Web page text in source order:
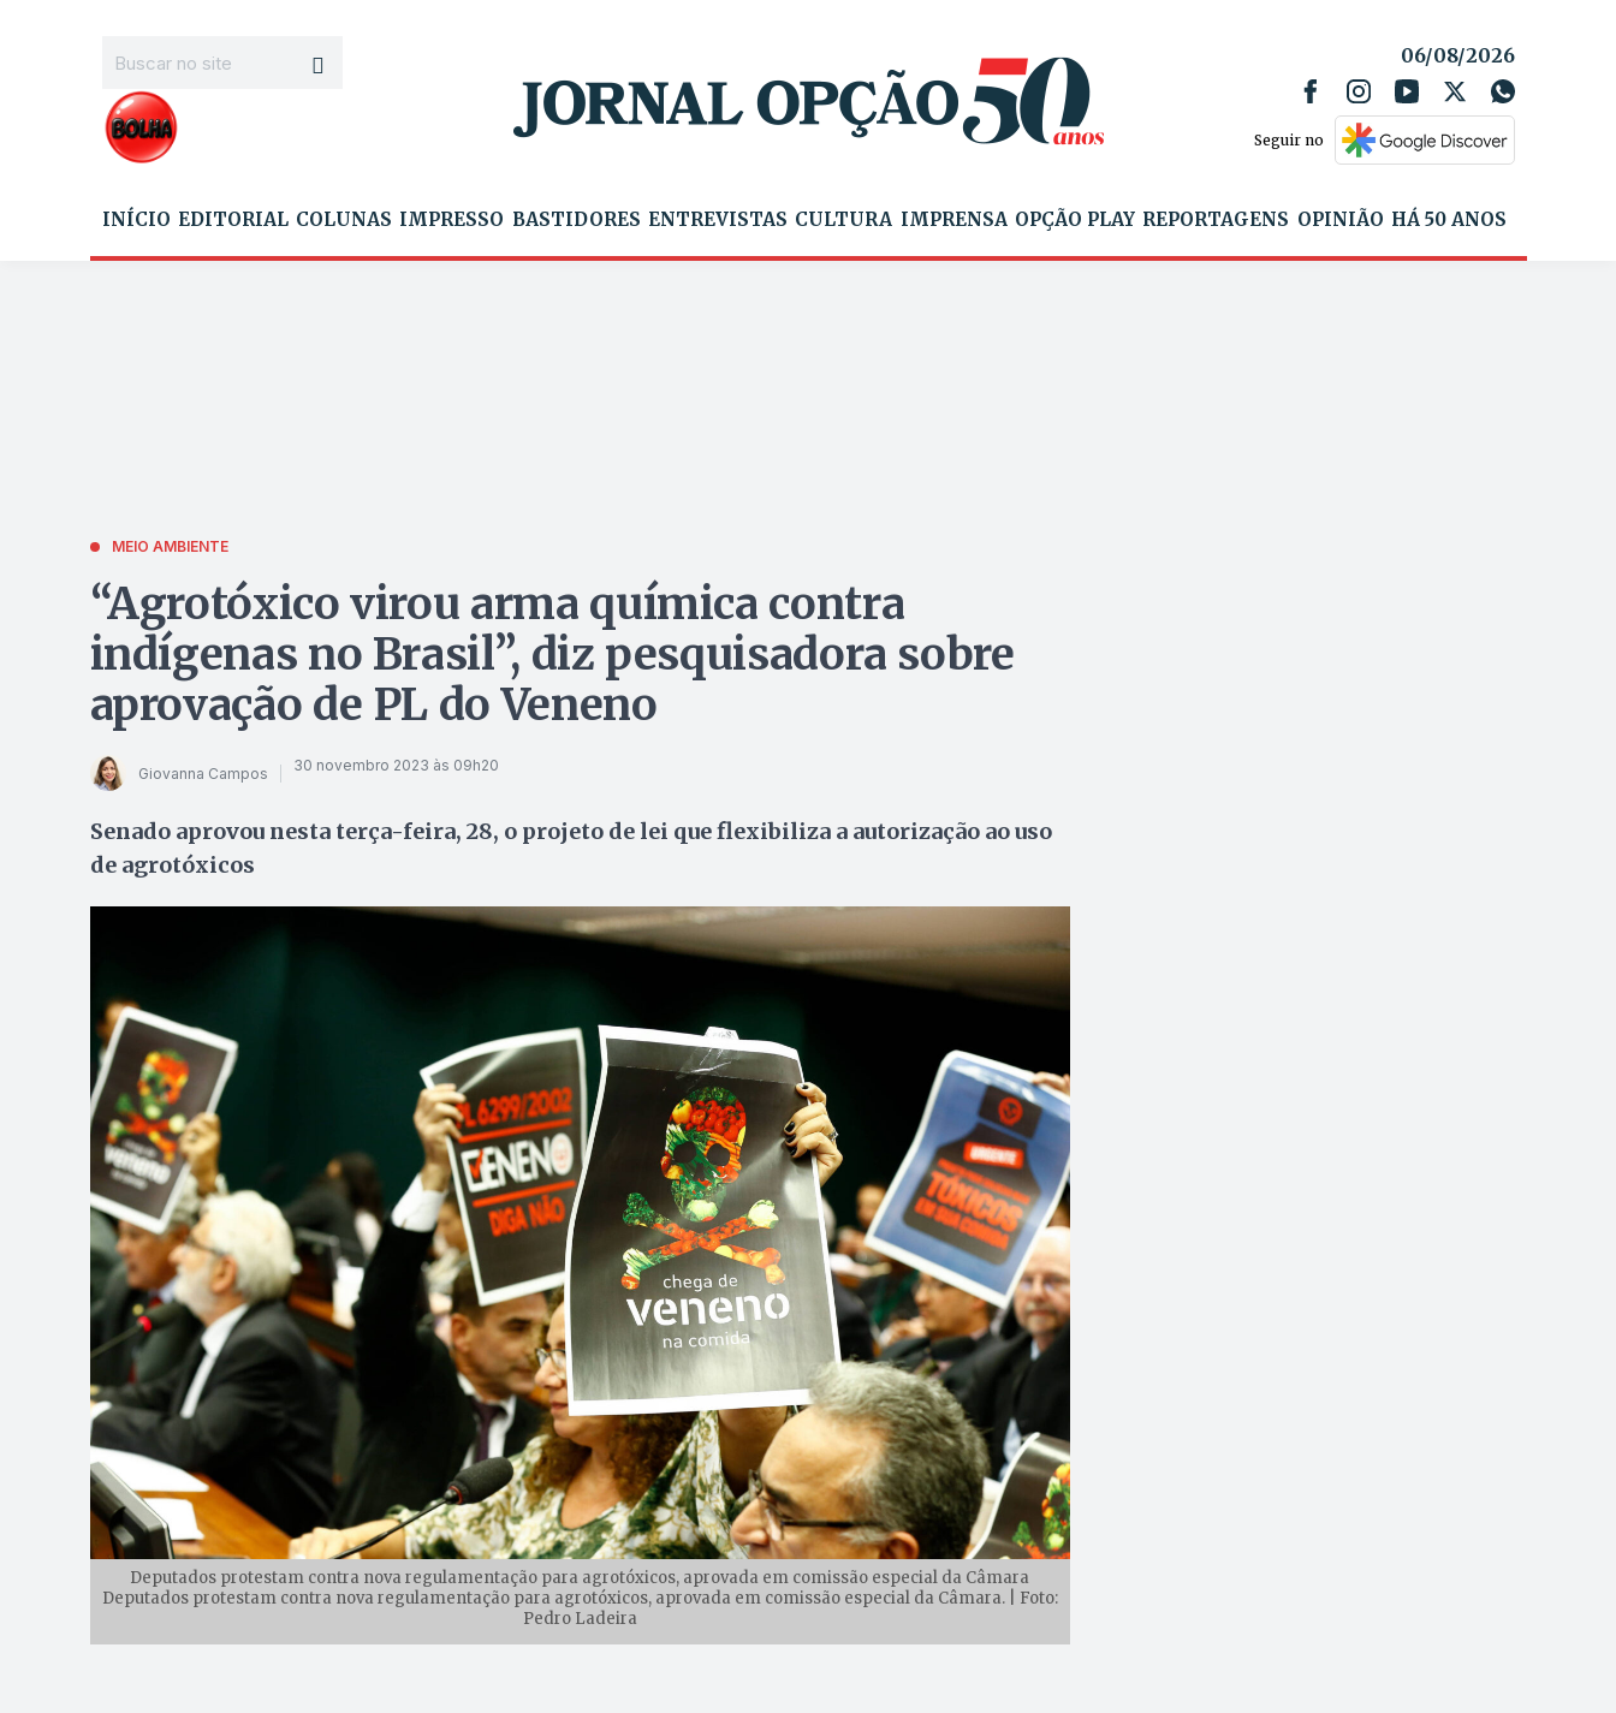
06/08/2026
Seguir no
INÍCIO EDITORIAL COLUNAS IMPRESSO BASTIDORES ENTREVISTAS CULTURA IMPRENSA OPÇÃO PLAY REPORTAGENS OPINIÃO HÁ 50 ANOS
MEIO AMBIENTE
“Agrotóxico virou arma química contra
indígenas no Brasil”, diz pesquisadora sobre
aprovação de PL do Veneno
Giovanna Campos 30 novembro 2023 às 09h20
Senado aprovou nesta terça-feira, 28, o projeto de lei que flexibiliza a autorização ao uso
de agrotóxicos
Deputados protestam contra nova regulamentação para agrotóxicos, aprovada em comissão especial da Câmara
Deputados protestam contra nova regulamentação para agrotóxicos, aprovada em comissão especial da Câmara. | Foto:
Pedro Ladeira